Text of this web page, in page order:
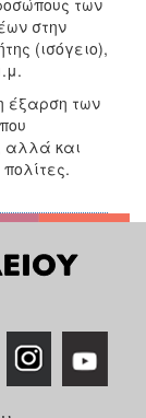
στην
(ισόγειο),
έξαρση των
αλλά και